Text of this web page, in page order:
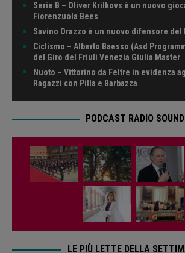
Serie B – Oliver Krilkovs è un nuovo
Fiorenzuola Bees
Savino Orazzo è un nuovo difensore del
Ciclismo – Alberto Baesso (Asd
del Giro del Friuli Venezia Giulia Master
Nuoto – Vittorino da Feltre in evidenza
Ragazzi con Pilla e Barbazza
PODCAST RADIO SOUND
LE PIÙ LETTE DELLA